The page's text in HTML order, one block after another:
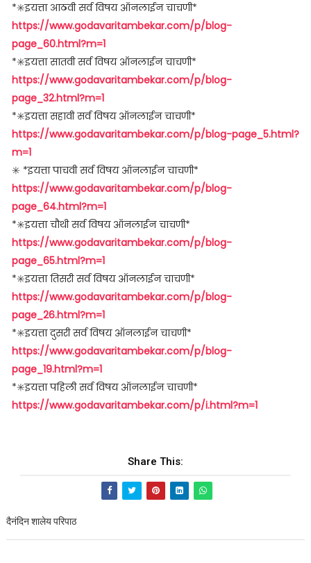
*✳️इयत्ता आठवी सर्व विषय ऑनलाईन चाचणी*
https://www.godavaritambekar.com/p/blog-
page_60.html?m=1
*✳️इयत्ता सातवी सर्व विषय ऑनलाईन चाचणी*
https://www.godavaritambekar.com/p/blog-
page_32.html?m=1
*✳️इयत्ता सहावी सर्व विषय ऑनलाईन चाचणी*
https://www.godavaritambekar.com/p/blog-page_5.html?
m=1
✳️ *इयत्ता पाचवी सर्व विषय ऑनलाईन चाचणी*
https://www.godavaritambekar.com/p/blog-
page_64.html?m=1
*✳️इयत्ता चौथी सर्व विषय ऑनलाईन चाचणी*
https://www.godavaritambekar.com/p/blog-
page_65.html?m=1
*✳️इयत्ता तिसरी सर्व विषय ऑनलाईन चाचणी*
https://www.godavaritambekar.com/p/blog-
page_26.html?m=1
*✳️इयत्ता दुसरी सर्व विषय ऑनलाईन चाचणी*
https://www.godavaritambekar.com/p/blog-
page_19.html?m=1
*✳️इयत्ता पहिली सर्व विषय ऑनलाईन चाचणी*
https://www.godavaritambekar.com/p/i.html?m=1
Share This:
दैनंदिन शालेय परिपाठ